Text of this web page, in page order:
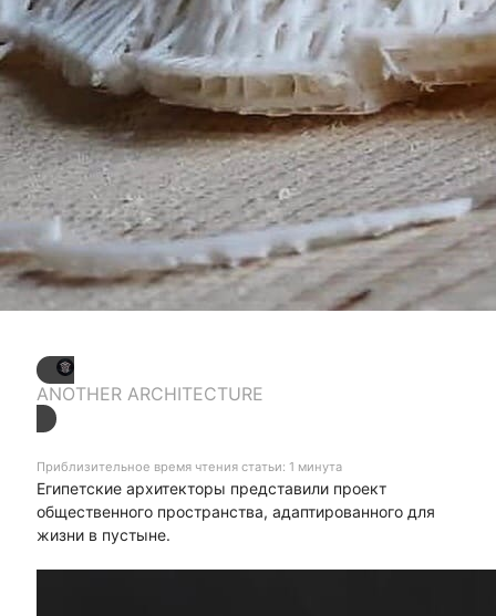
ANOTHER ARCHITECTURE
Приблизительное время чтения статьи: 1 минута
Египетские архитекторы представили проект
общественного пространства, адаптированного для
жизни в пустыне.